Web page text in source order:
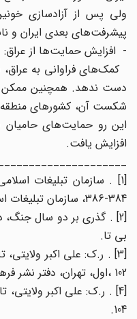
ولی پس از آزادسازی خونین
پیشرفت‌های بعدی ایران و
- افزایش حمایت‌ها از عراق:
کمک‌های فراوانی به عراق،
دست ندهد. همچنین ممکن
شکست آن، کشورهای منطقه
این رو حمایت‌های حامیان
افزایش یافت.
[1] . سازمان تبلیغات
384-386، سازمان تبلیغات اسلامی، 1375ش.
بی تا.
102 ،‌اول، تهران، دفتر نشر فرهنگ اسلامی، 1376ش.
104.